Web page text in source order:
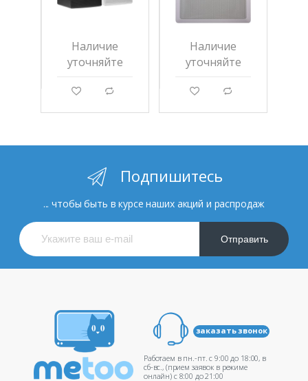
Наличие
уточняйте
g d
Наличие
уточняйте
g d
Подпишитесь
... чтобы быть в курсе наших акций и распродаж
Отправить
заказать звонок
Работаем в пн.-пт. c 9:00 до 18:00, в
сб-вс., (прием заявок в режиме
онлайн) c 8:00 до 21:00